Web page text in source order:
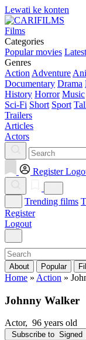
Lewati ke konten
Films
Categories
Popular movies
Genres
Action Adventure
Documentary Drama
History Horror Music
Sci-Fi Short Sport
Trailers
Articles
Actors
Register
Trending films
Register
Logout
About Popular
Home » Action »
Johnny Walker
Actor, 96 years old
Subscribe to Signed